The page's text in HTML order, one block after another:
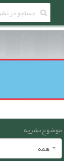
موضوع نشریه
همه